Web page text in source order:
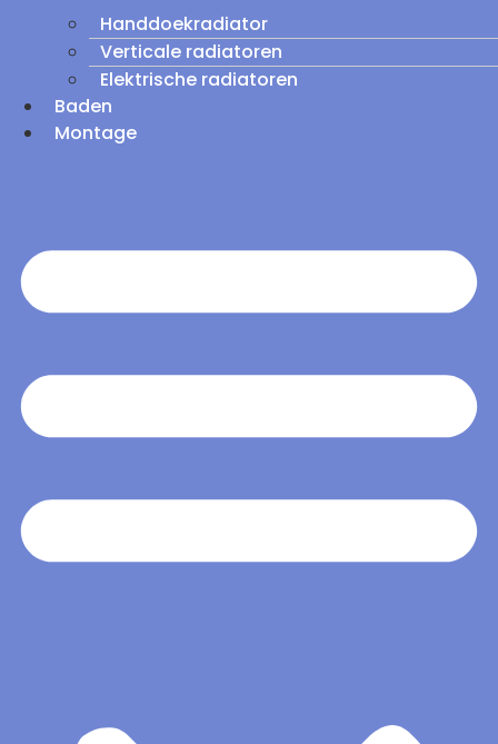
Handdoekradiator
Verticale radiatoren
Elektrische radiatoren
Baden
Montage